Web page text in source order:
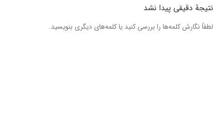
نتیجهٔ دقیقی پیدا نشد
لطفاً نگارش کلمه‌ها را بررسی کنید یا کلمه‌های دیگری بنویسید.